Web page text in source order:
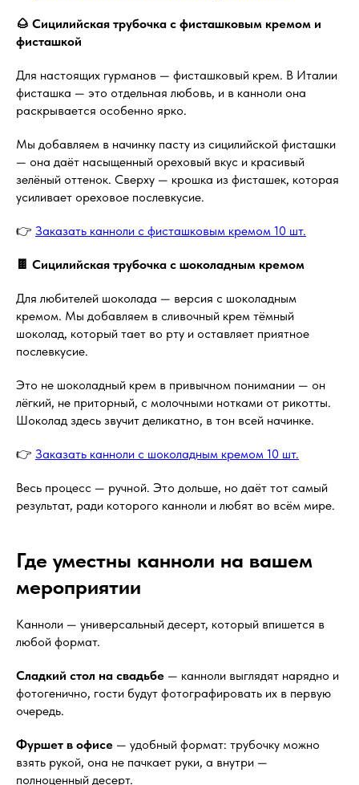
🌰 Сицилийская трубочка с фисташковым кремом и
фисташкой
Для настоящих гурманов — фисташковый крем. В Италии
фисташка — это отдельная любовь, и в канноли она
раскрывается особенно ярко.
Мы добавляем в начинку пасту из сицилийской фисташки
— она даёт насыщенный ореховый вкус и красивый
зелёный оттенок. Сверху — крошка из фисташек, которая
усиливает ореховое послевкусие.
👉 Заказать канноли с фисташковым кремом 10 шт.
🍫 Сицилийская трубочка с шоколадным кремом
Для любителей шоколада — версия с шоколадным
кремом. Мы добавляем в сливочный крем тёмный
шоколад, который тает во рту и оставляет приятное
послевкусие.
Это не шоколадный крем в привычном понимании — он
лёгкий, не приторный, с молочными нотками от рикотты.
Шоколад здесь звучит деликатно, в тон всей начинке.
👉 Заказать канноли с шоколадным кремом 10 шт.
Весь процесс — ручной. Это дольше, но даёт тот самый
результат, ради которого канноли и любят во всём мире.
Где уместны канноли на вашем
мероприятии
Канноли — универсальный десерт, который впишется в
любой формат.
Сладкий стол на свадьбе — канноли выглядят нарядно и
фотогенично, гости будут фотографировать их в первую
очередь.
Фуршет в офисе — удобный формат: трубочку можно
взять рукой, она не пачкает руки, а внутри —
полноценный десерт.